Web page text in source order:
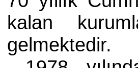
kalan
gelmektedir.